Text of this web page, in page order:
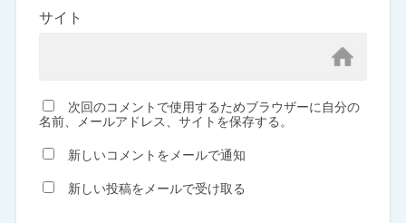
サイト
次回のコメントで使用するためブラウザーに自分の
名前、メールアドレス、サイトを保存する。
新しいコメントをメールで通知
新しい投稿をメールで受け取る